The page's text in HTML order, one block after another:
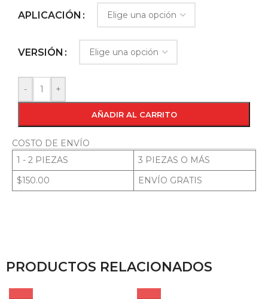
APLICACIÓN
VERSIÓN
- +
AÑADIR AL CARRITO
COSTO DE ENVÍO
1 - 2 PIEZAS
3 PIEZAS O MÁS
$150.00
ENVÍO GRATIS
PRODUCTOS RELACIONADOS